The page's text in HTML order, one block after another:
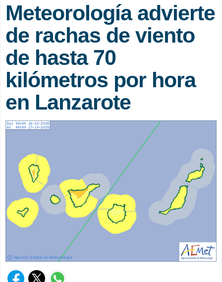
Meteorología advierte
de rachas de viento
de hasta 70
kilómetros por hora
en Lanzarote